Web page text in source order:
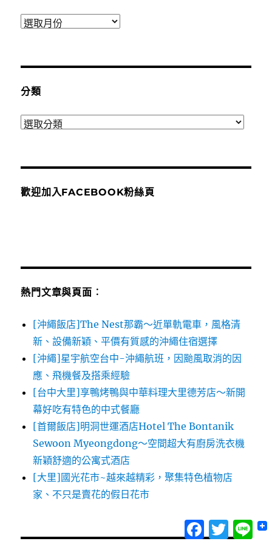
彙
分類
分
歡迎加入FACEBOOK粉絲頁
熱門文章與頁面︰
[沖繩飯店]The Nest那霸～近單軌電車，風格清
新、設備新穎、平價有質感的沖繩住宿選擇
[沖繩]星宇航空台中-沖繩航班，因颱風取消的因
應、飛機餐及搭乘經驗
[台中大里]享鴨烤鴨與中華料理大里德芳店～新開
幕好吃有特色的中式餐廳
[首爾飯店]明洞世運酒店Hotel The Bontanik
Sewoon Myeongdong～空間超大有廚房洗衣機
新穎舒適的公寓式酒店
[大里]國光花市~越來越精彩，聚集特色植物店
家、不只是賣花的假日花市
Facebook
Twitter